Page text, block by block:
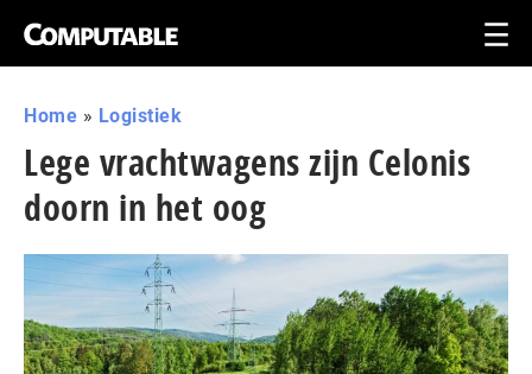
Home » Logistiek
Lege vrachtwagens zijn Celonis
doorn in het oog